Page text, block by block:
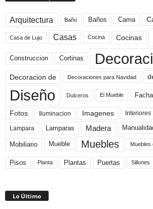
Arquitectura Baño Baños Cama
Casa de Lujo Casas Cocina Cocinas
Construccion Cortinas
Decoracion de Decoraciones para Navidad
Diseño Dulceros El Mueble
Fotos Iluminacion Imagenes Interiores
Lampara Lamparas Madera
Mobiliario Mueble Muebles Muebles
Pisos Planta Plantas Puertas Sillones
Lo Último